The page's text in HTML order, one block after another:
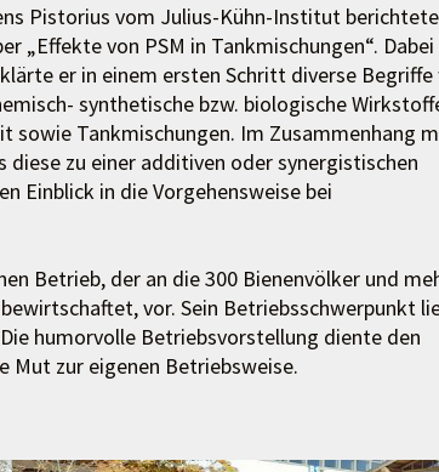
Pistorius vom Julius-Kühn-Institut berichtete
„Effekte von PSM in Tankmischungen“. Dabei
er in einem ersten Schritt diverse Begriffe
synthetische bzw. biologische
Tankmischungen. Im Zusammenhang
zu einer additiven oder synergistischen
Einblick in die Vorgehensweise bei
Betrieb, der an die 300 Bienenvölker und
vor. Sein Betriebsschwerpunkt
humorvolle Betriebsvorstellung diente den
zur eigenen Betriebsweise.